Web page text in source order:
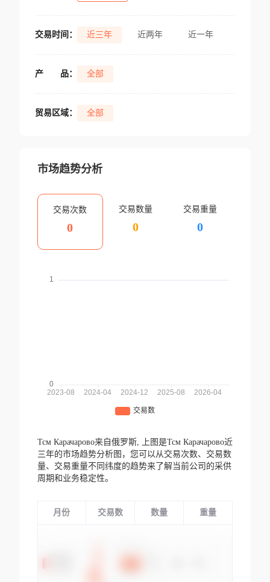
交易时间： 近三年 近两年 近一年
产 品： 全部
贸易区域： 全部
市场趋势分析
交易次数
0
交易数量
0
交易重量
0
Тсм Карачарово来自俄罗斯,
上图是Тсм Карачарово近
三年的市场趋势分析图，您可以从交易次数、交易数
量、交易重量不同纬度的趋势来了解当前公司的采供
周期和业务稳定性。
月份 交易数 数量 重量